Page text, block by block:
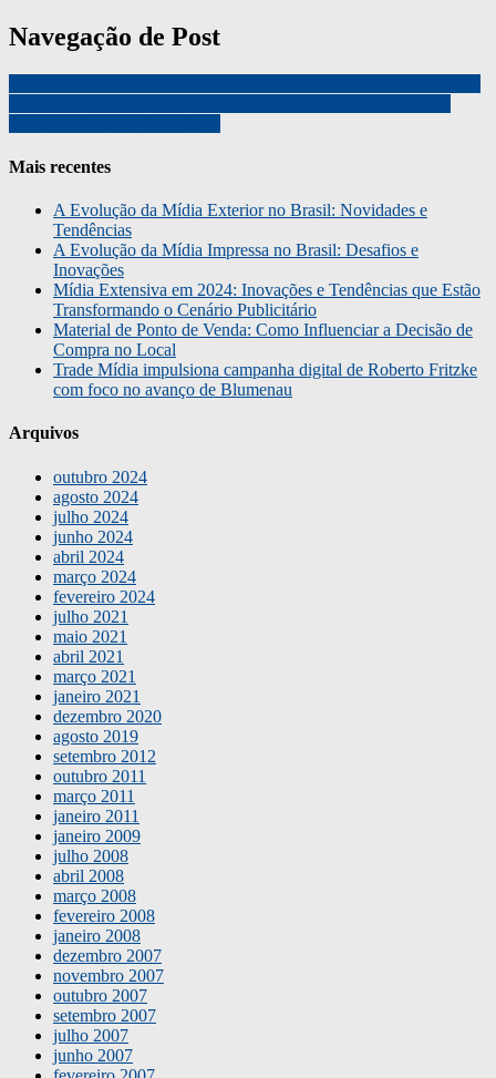
Navegação de Post
Mais recentes
A Evolução da Mídia Exterior no Brasil: Novidades e
Tendências
A Evolução da Mídia Impressa no Brasil: Desafios e
Inovações
Mídia Extensiva em 2024: Inovações e Tendências que Estão
Transformando o Cenário Publicitário
Material de Ponto de Venda: Como Influenciar a Decisão de
Compra no Local
Trade Mídia impulsiona campanha digital de Roberto Fritzke
com foco no avanço de Blumenau
Arquivos
outubro 2024
agosto 2024
julho 2024
junho 2024
abril 2024
março 2024
fevereiro 2024
julho 2021
maio 2021
abril 2021
março 2021
janeiro 2021
dezembro 2020
agosto 2019
setembro 2012
outubro 2011
março 2011
janeiro 2011
janeiro 2009
julho 2008
abril 2008
março 2008
fevereiro 2008
janeiro 2008
dezembro 2007
novembro 2007
outubro 2007
setembro 2007
julho 2007
junho 2007